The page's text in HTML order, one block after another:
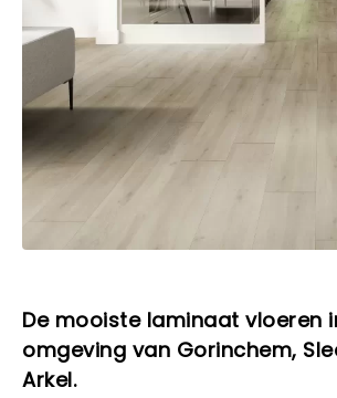
De mooiste laminaat vloeren
omgeving van Gorinchem,
Arkel.